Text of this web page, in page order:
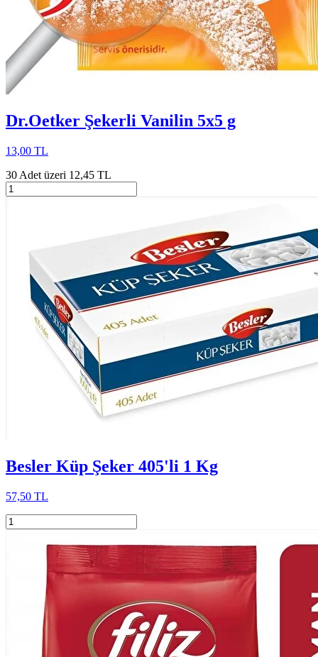
Dr.Oetker Şekerli Vanilin 5x5 g
13,00 TL
30 Adet üzeri 12,45 TL
Besler Küp Şeker 405'li 1 Kg
57,50 TL